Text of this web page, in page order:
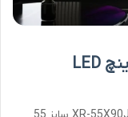
تلویزیون سونی XR-55X90J 55 اینچ LED